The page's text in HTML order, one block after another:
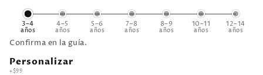
3–4
años
4–5
años
5–6
años
7–8
años
8–9
años
10–11
años
12–14
años
Confirma en la guía.
Personalizar
+$99